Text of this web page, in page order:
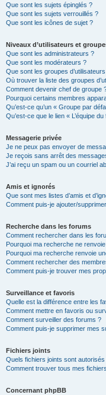
Que sont les sujets épinglés ?
Que sont les sujets verrouillés ?
Que sont les icônes de sujet ?
Niveaux d’utilisateurs et
Que sont les administrateurs ?
Que sont les modérateurs ?
Que sont les groupes
Où trouver la liste des groupes
Comment devenir chef de groupe
Pourquoi certains membres
Qu’est-ce qu’un « Groupe par
Qu’est-ce que le lien « L’équipe
Messagerie privée
Je ne peux pas envoyer de
Je reçois sans arrêt des
J’ai reçu un spam ou un courriel
Amis et ignorés
Que sont mes listes d’amis et
Comment puis-je ajouter/
Recherche dans les forums
Comment rechercher dans les
Pourquoi ma recherche ne
Pourquoi ma recherche renvoie
Comment rechercher des
Comment puis-je trouver mes
Surveillance et favoris
Quelle est la différence entre les
Comment mettre en favoris ou
Comment surveiller des forums ?
Comment puis-je supprimer mes
Fichiers joints
Quels fichiers joints sont
Comment trouver tous mes
Concernant phpBB